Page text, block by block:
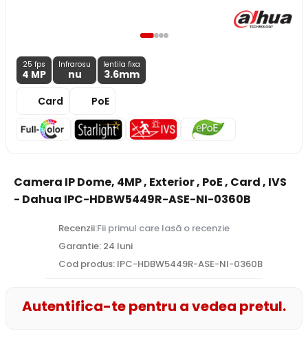
25 fps
4 MP
Infrarosu
nu
lentila fixa
3.6mm
Card
PoE
Camera IP Dome, 4MP , Exterior , PoE , Card , IVS
- Dahua IPC-HDBW5449R-ASE-NI-0360B
Recenzii:Fii primul care lasă o recenzie
Garantie: 24 luni
Cod produs: IPC-HDBW5449R-ASE-NI-0360B
Autentifica-te pentru a vedea pretul.